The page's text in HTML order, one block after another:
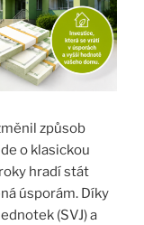
způsob
o klasickou
hradí stát
úsporám. Díky
(SVJ) a